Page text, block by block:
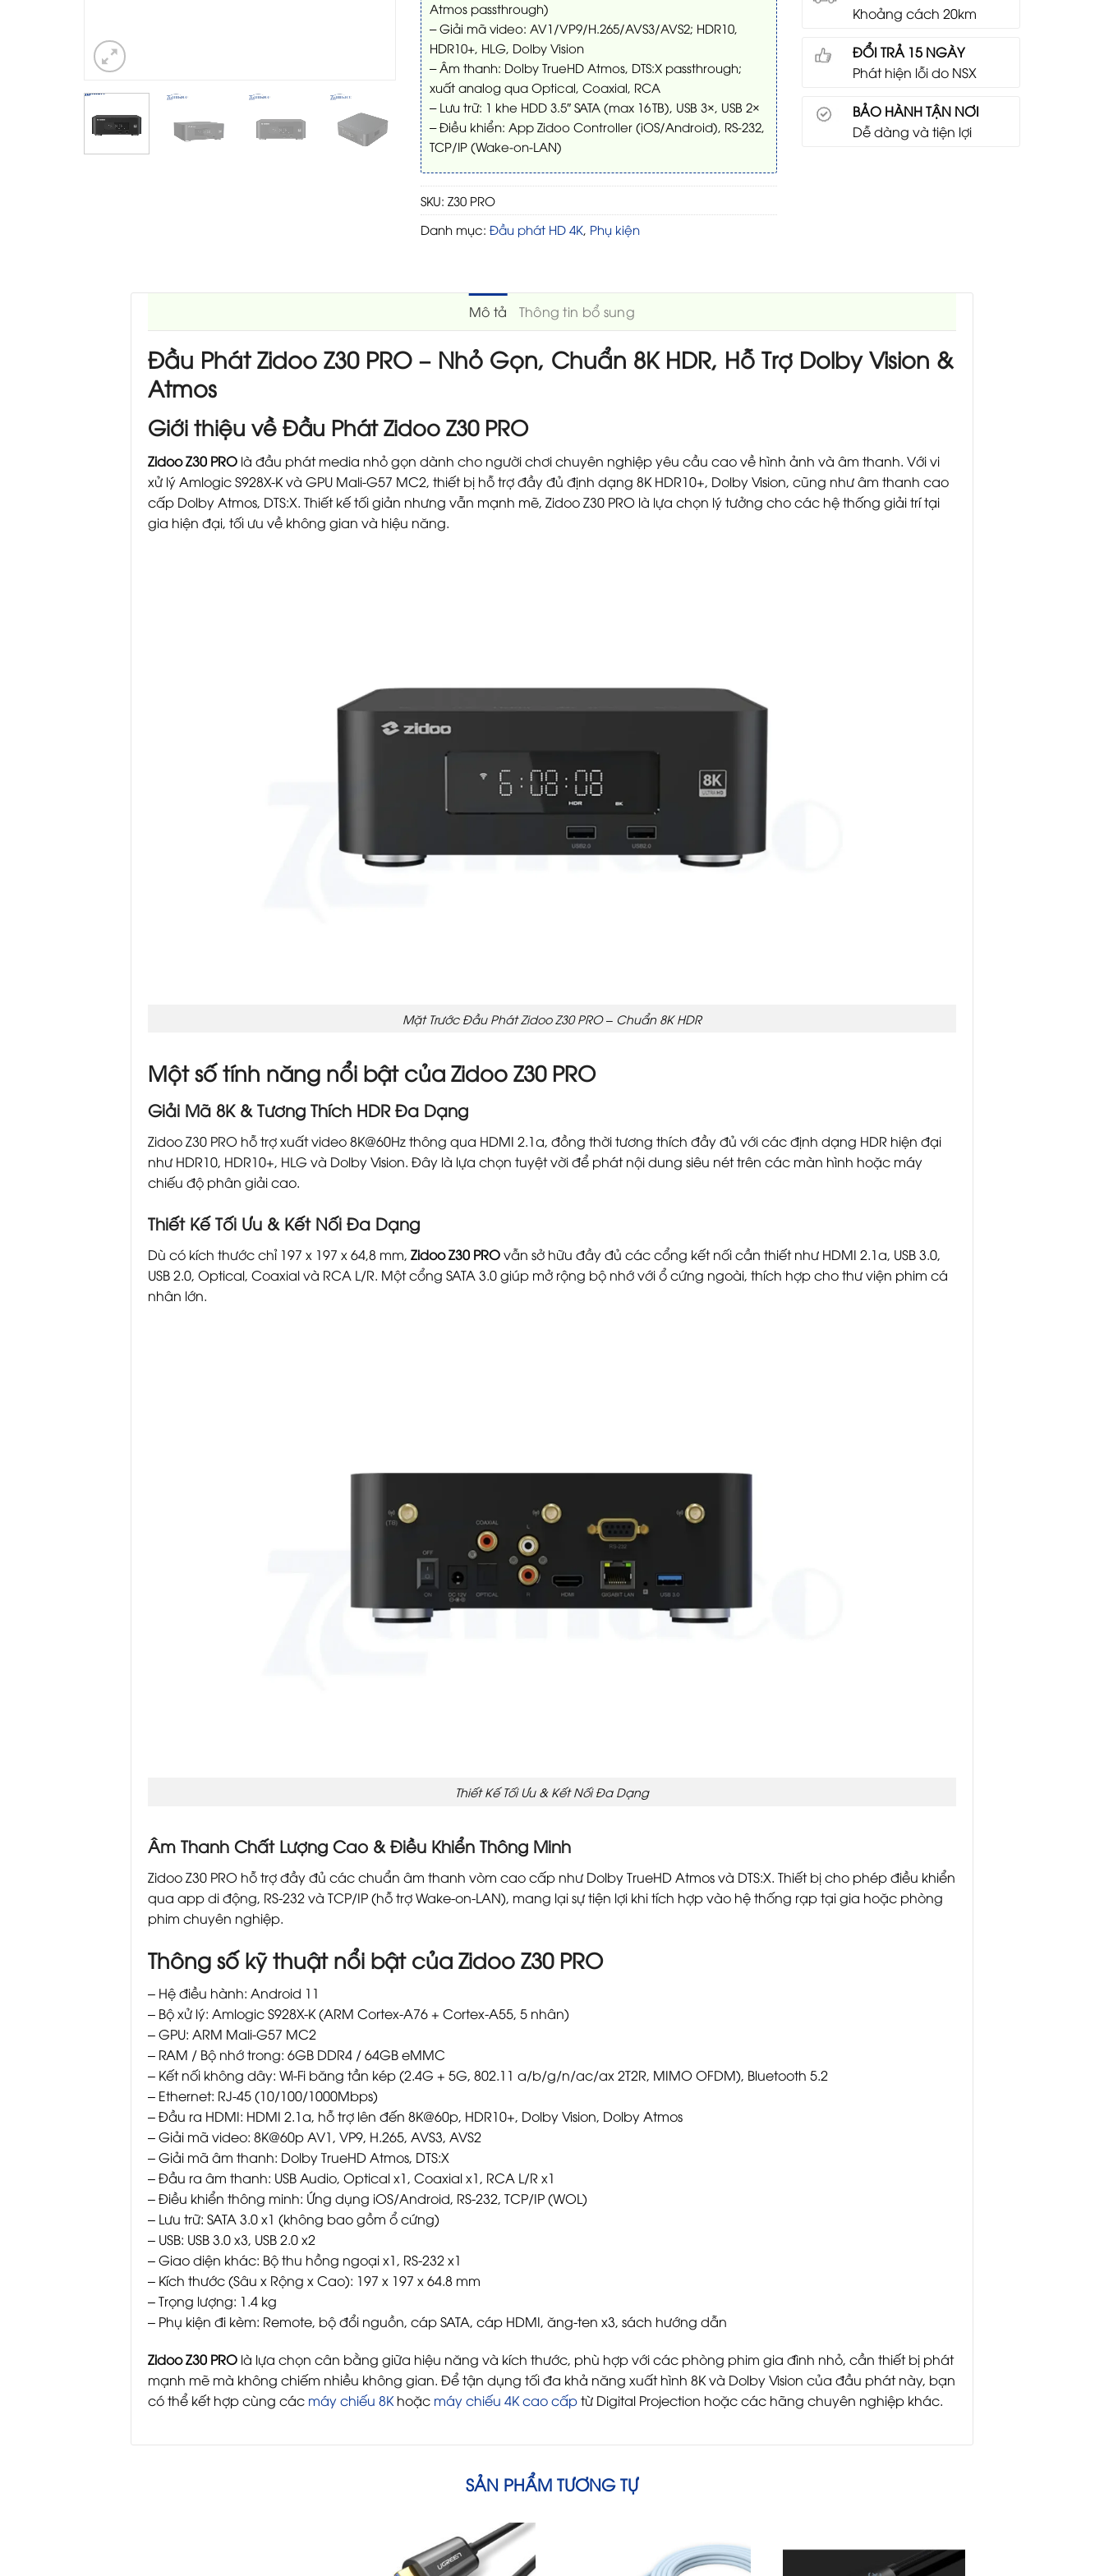
Atmos passthrough)
– Giải mã video: AV1/VP9/H.265/AVS3/AVS2; HDR10,
HDR10+, HLG, Dolby Vision
– Âm thanh: Dolby TrueHD Atmos, DTS:X passthrough;
xuất analog qua Optical, Coaxial, RCA
– Lưu trữ: 1 khe HDD 3.5″ SATA (max 16 TB), USB 3×, USB 2×
– Điều khiển: App Zidoo Controller (iOS/Android), RS-232,
TCP/IP (Wake-on-LAN)
SKU: Z30 PRO
Danh mục: Đầu phát HD 4K, Phụ kiện
Khoảng cách 20km
ĐỔI TRẢ 15 NGÀY
Phát hiện lỗi do NSX
BẢO HÀNH TẬN NƠI
Dễ dàng và tiện lợi
Mô tả Thông tin bổ sung
Đầu Phát Zidoo Z30 PRO – Nhỏ Gọn, Chuẩn 8K HDR, Hỗ Trợ Dolby Vision &
Atmos
Giới thiệu về Đầu Phát Zidoo Z30 PRO
Zidoo Z30 PRO là đầu phát media nhỏ gọn dành cho người chơi chuyên nghiệp yêu cầu cao về hình ảnh và âm thanh. Với vi
xử lý Amlogic S928X-K và GPU Mali-G57 MC2, thiết bị hỗ trợ đầy đủ định dạng 8K HDR10+, Dolby Vision, cũng như âm thanh cao
cấp Dolby Atmos, DTS:X. Thiết kế tối giản nhưng vẫn mạnh mẽ, Zidoo Z30 PRO là lựa chọn lý tưởng cho các hệ thống giải trí tại
gia hiện đại, tối ưu về không gian và hiệu năng.
Mặt Trước Đầu Phát Zidoo Z30 PRO – Chuẩn 8K HDR
Một số tính năng nổi bật của Zidoo Z30 PRO
Giải Mã 8K & Tương Thích HDR Đa Dạng
Zidoo Z30 PRO hỗ trợ xuất video 8K@60Hz thông qua HDMI 2.1a, đồng thời tương thích đầy đủ với các định dạng HDR hiện đại
như HDR10, HDR10+, HLG và Dolby Vision. Đây là lựa chọn tuyệt vời để phát nội dung siêu nét trên các màn hình hoặc máy
chiếu độ phân giải cao.
Thiết Kế Tối Ưu & Kết Nối Đa Dạng
Dù có kích thước chỉ 197 x 197 x 64,8 mm, Zidoo Z30 PROvẫn sở hữu đầy đủ các cổng kết nối cần thiết như HDMI 2.1a, USB 3.0,
USB 2.0, Optical, Coaxial và RCA L/R. Một cổng SATA 3.0 giúp mở rộng bộ nhớ với ổ cứng ngoài, thích hợp cho thư viện phim cá
nhân lớn.
Thiết Kế Tối Ưu & Kết Nối Đa Dạng
Âm Thanh Chất Lượng Cao & Điều Khiển Thông Minh
Zidoo Z30 PRO hỗ trợ đầy đủ các chuẩn âm thanh vòm cao cấp như Dolby TrueHD Atmos và DTS:X. Thiết bị cho phép điều khiển
qua app di động, RS-232 và TCP/IP (hỗ trợ Wake-on-LAN), mang lại sự tiện lợi khi tích hợp vào hệ thống rạp tại gia hoặc phòng
phim chuyên nghiệp.
Thông số kỹ thuật nổi bật của Zidoo Z30 PRO
– Hệ điều hành: Android 11
– Bộ xử lý: Amlogic S928X-K (ARM Cortex-A76 + Cortex-A55, 5 nhân)
– GPU: ARM Mali-G57 MC2
– RAM / Bộ nhớ trong: 6GB DDR4 / 64GB eMMC
– Kết nối không dây: Wi-Fi băng tần kép (2.4G + 5G, 802.11 a/b/g/n/ac/ax 2T2R, MIMO OFDM), Bluetooth 5.2
– Ethernet: RJ-45 (10/100/1000Mbps)
– Đầu ra HDMI: HDMI 2.1a, hỗ trợ lên đến 8K@60p, HDR10+, Dolby Vision, Dolby Atmos
– Giải mã video: 8K@60p AV1, VP9, H.265, AVS3, AVS2
– Giải mã âm thanh: Dolby TrueHD Atmos, DTS:X
– Đầu ra âm thanh: USB Audio, Optical x1, Coaxial x1, RCA L/R x1
– Điều khiển thông minh: Ứng dụng iOS/Android, RS-232, TCP/IP (WOL)
– Lưu trữ: SATA 3.0 x1 (không bao gồm ổ cứng)
– USB: USB 3.0 x3, USB 2.0 x2
– Giao diện khác: Bộ thu hồng ngoại x1, RS-232 x1
– Kích thước (Sâu x Rộng x Cao): 197 x 197 x 64.8 mm
– Trọng lượng: 1.4 kg
– Phụ kiện đi kèm: Remote, bộ đổi nguồn, cáp SATA, cáp HDMI, ăng-ten x3, sách hướng dẫn
Zidoo Z30 PRO là lựa chọn cân bằng giữa hiệu năng và kích thước, phù hợp với các phòng phim gia đình nhỏ, cần thiết bị phát
mạnh mẽ mà không chiếm nhiều không gian. Để tận dụng tối đa khả năng xuất hình 8K và Dolby Vision của đầu phát này, bạn
có thể kết hợp cùng các máy chiếu 8Khoặc máy chiếu 4K cao cấptừ Digital Projection hoặc các hãng chuyên nghiệp khác.
SẢN PHẨM TƯƠNG TỰ